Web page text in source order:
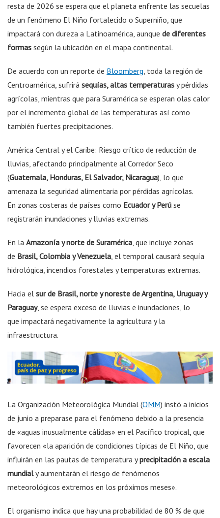
resta de 2026 se espera que el planeta enfrente las secuelas
de un fenómeno El Niño fortalecido o Superniño, que
impactará con dureza a Latinoamérica, aunque de diferentes
formas según la ubicación en el mapa continental.
De acuerdo con un reporte de Bloomberg , toda la región de
Centroamérica, sufrirá sequías, altas temperaturas y pérdidas
agrícolas, mientras que para Suramérica se esperan olas calor
por el incremento global de las temperaturas así como
también fuertes precipitaciones.
América Central y el Caribe: Riesgo crítico de reducción de
lluvias, afectando principalmente al Corredor Seco
(Guatemala, Honduras, El Salvador, Nicaragua), lo que
amenaza la seguridad alimentaria por pérdidas agrícolas.
En zonas costeras de países como Ecuador y Perú se
registrarán inundaciones y lluvias extremas.
En la Amazonía y norte de Suramérica , que incluye zonas
de Brasil, Colombia y Venezuela , el temporal causará sequía
hidrológica, incendios forestales y temperaturas extremas.
Hacia el sur de Brasil, norte y noreste de Argentina, Uruguay y
Paraguay, se espera exceso de lluvias e inundaciones, lo
que impactará negativamente la agricultura y la
infraestructura.
La Organización Meteorológica Mundial (OMM) instó a inicios
de junio a preparase para el fenómeno debido a la presencia
de «aguas inusualmente cálidas» en el Pacífico tropical, que
favorecen «la aparición de condiciones típicas de El Niño, que
influirán en las pautas de temperatura yprecipitación a escala
mundialy aumentarán el riesgo de fenómenos
meteorológicos extremos en los próximos meses».
El organismo indica que hay una probabilidad de 80 % de que